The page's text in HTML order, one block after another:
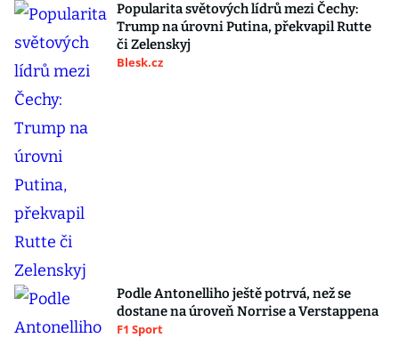
Popularita světových lídrů mezi Čechy:
Trump na úrovni Putina, překvapil Rutte
či Zelenskyj
Blesk.cz
Podle Antonelliho ještě potrvá, než se
dostane na úroveň Norrise a Verstappena
F1 Sport